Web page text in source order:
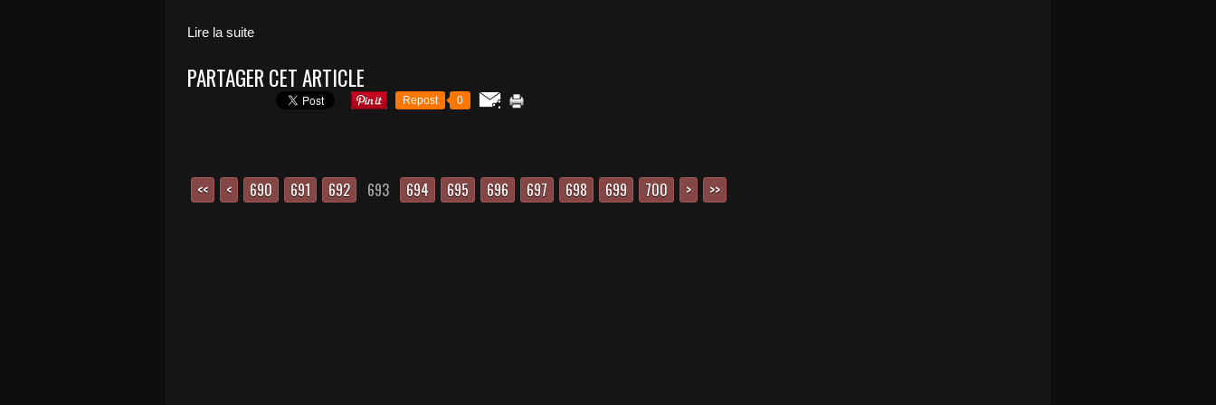
Lire la suite
PARTAGER CET ARTICLE
Repost 0
<< < 600
610
620
630
640
650
660
670
680
690 691 692 693 694 695 696 697 698 699 700 > >>